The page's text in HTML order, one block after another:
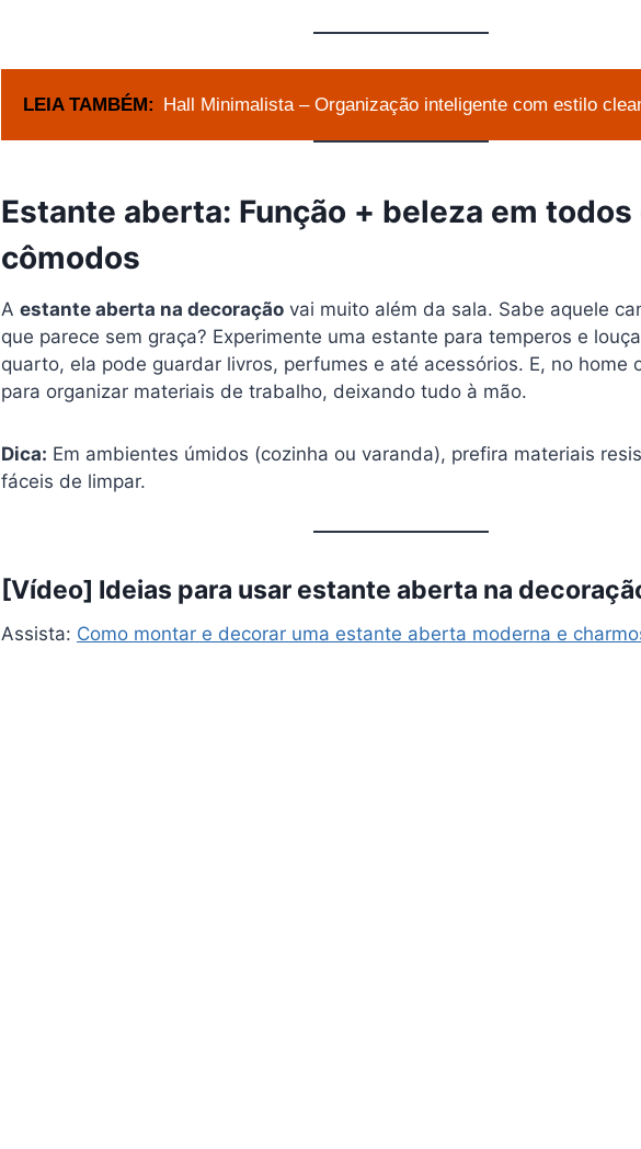
LEIA TAMBÉM: Hall Minimalista – Organização inteligente com estilo
Estante aberta: Função + beleza em todos
cômodos
A estante aberta na decoração vai muito além da sala. Sabe aquele
que parece sem graça? Experimente uma estante para temperos e
quarto, ela pode guardar livros, perfumes e até acessórios. E, no home
para organizar materiais de trabalho, deixando tudo à mão.
Dica: Em ambientes úmidos (cozinha ou varanda), prefira materiais
fáceis de limpar.
[Vídeo] Ideias para usar estante aberta na
Assista: Como montar e decorar uma estante aberta moderna e